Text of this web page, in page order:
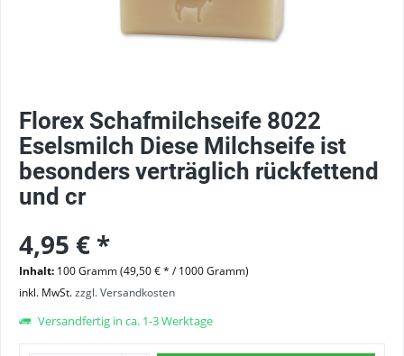
Florex Schafmilchseife 8022
Eselsmilch Diese Milchseife ist
besonders verträglich rückfettend
und cr
4,95 € *
Inhalt: 100 Gramm (49,50 € * / 1000 Gramm)
inkl. MwSt.zzgl. Versandkosten
Versandfertig in ca. 1-3 Werktage